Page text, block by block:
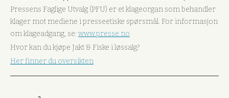
Pressens Faglige Utvalg (PFU) er et klageorgan som behandler
klager mot mediene i presseetiske spørsmål. For informasjon
om klageadgang, se: www.presse.no
Hvor kan du kjøpe Jakt & Fiske i løssalg?
Her finner du oversikten